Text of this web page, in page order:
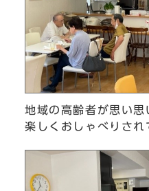
地域の高齢者が思い思
楽しくおしゃべりされ